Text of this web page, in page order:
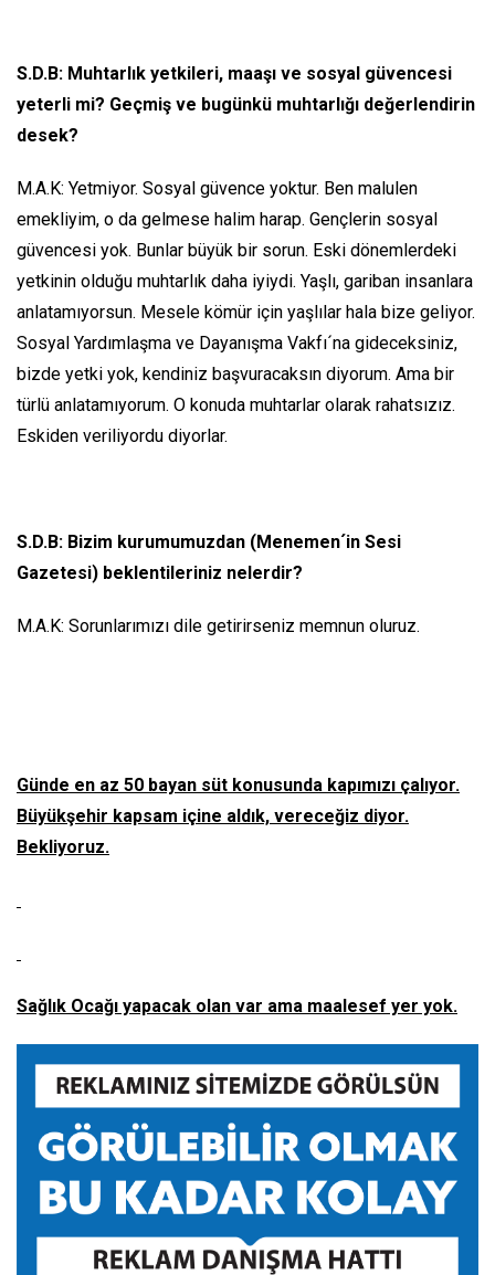
S.D.B: Muhtarlık yetkileri, maaşı ve sosyal güvencesi
yeterli mi? Geçmiş ve bugünkü muhtarlığı değerlendirin
desek?
M.A.K: Yetmiyor. Sosyal güvence yoktur. Ben malulen
emekliyim, o da gelmese halim harap. Gençlerin sosyal
güvencesi yok. Bunlar büyük bir sorun. Eski dönemlerdeki
yetkinin olduğu muhtarlık daha iyiydi. Yaşlı, gariban insanlara
anlatamıyorsun. Mesele kömür için yaşlılar hala bize geliyor.
Sosyal Yardımlaşma ve Dayanışma Vakfı´na gideceksiniz,
bizde yetki yok, kendiniz başvuracaksın diyorum. Ama bir
türlü anlatamıyorum. O konuda muhtarlar olarak rahatsızız.
Eskiden veriliyordu diyorlar.
S.D.B: Bizim kurumumuzdan (Menemen´in Sesi
Gazetesi) beklentileriniz nelerdir?
M.A.K: Sorunlarımızı dile getirirseniz memnun oluruz.
Günde en az 50 bayan süt konusunda kapımızı çalıyor.
Büyükşehir kapsam içine aldık, vereceğiz diyor.
Bekliyoruz.
Sağlık Ocağı yapacak olan var ama maalesef yer yok.